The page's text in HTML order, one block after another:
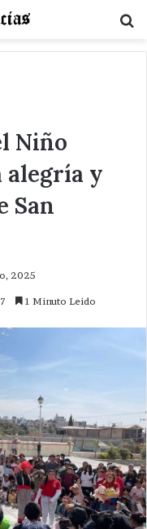
Niño
alegría y
San
2025
1 Minuto Leido